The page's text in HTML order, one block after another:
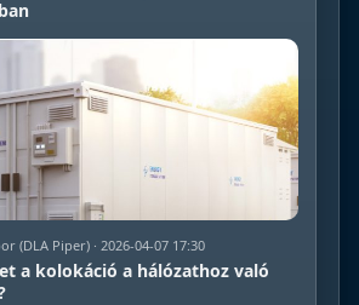
(DLA Piper) · 2026-04-07 17:30
a kolokáció a hálózathoz való